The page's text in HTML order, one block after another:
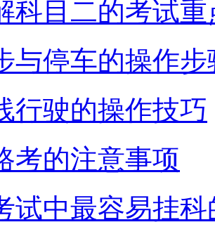
科目二的考试重
与停车的操作步
行驶的操作技巧
考的注意事项
试中最容易挂